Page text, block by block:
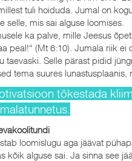
tuli hoiduda. Jumal on
selle, mis sai alguse loomises.
ka palve, mille Jeesus
peal!“ (Mt 6:10). Jumala riik ei
taevaski. Selle pärast pidid
tema suures lunastusplaanis,
tõkestada
loomislugu aga jäävat
kõik alguse sai. Ja sinna see